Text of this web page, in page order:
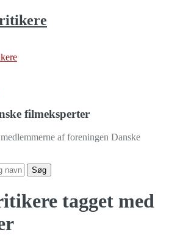
filmeksperter
af foreningen Danske
tagget med